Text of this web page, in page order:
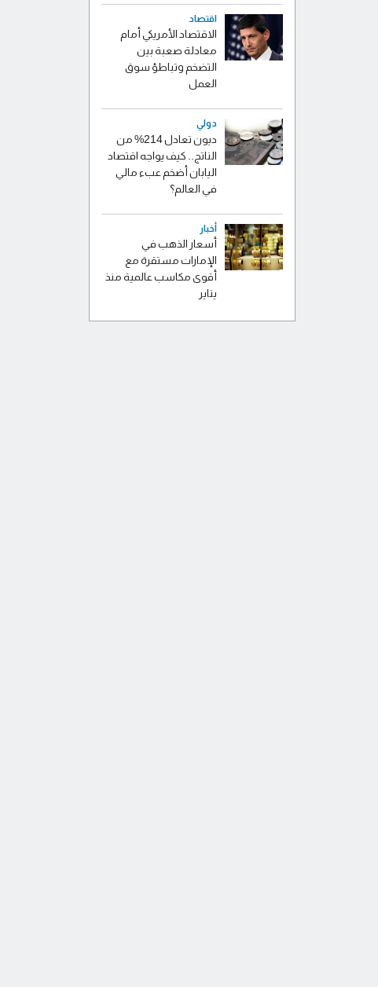
اقتصاد
الاقتصاد الأمريكي أمام
معادلة صعبة بين
التضخم وتباطؤ سوق
العمل
دولي
ديون تعادل 214% من
الناتج.. كيف يواجه اقتصاد
اليابان أضخم عبء مالي
في العالم؟
أخبار
أسعار الذهب في
الإمارات مستقرة مع
أقوى مكاسب عالمية منذ
يناير